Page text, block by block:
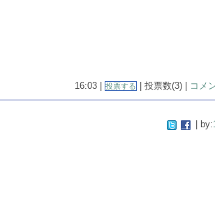
16:03 | 投票する | 投票数(3) | コメ
| by: